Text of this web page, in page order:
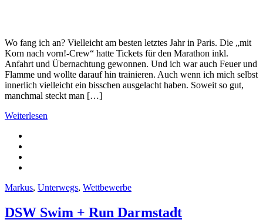
Wo fang ich an? Vielleicht am besten letztes Jahr in Paris. Die „mit
Korn nach vorn!-Crew“ hatte Tickets für den Marathon inkl.
Anfahrt und Übernachtung gewonnen. Und ich war auch Feuer und
Flamme und wollte darauf hin trainieren. Auch wenn ich mich selbst
innerlich vielleicht ein bisschen ausgelacht haben. Soweit so gut,
manchmal steckt man […]
Weiterlesen
Markus, Unterwegs, Wettbewerbe
DSW Swim + Run Darmstadt